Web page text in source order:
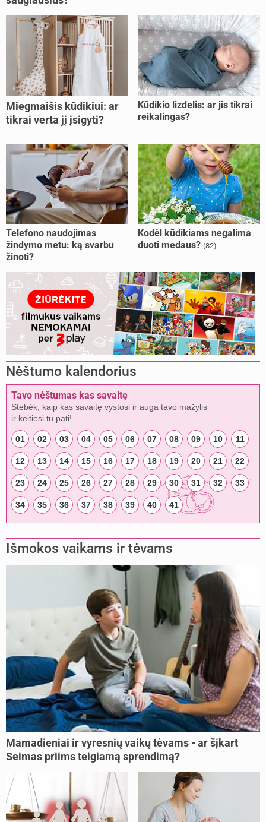
Miegmaišis kūdikiui: ar
tikrai verta jį įsigyti?
Kūdikio lizdelis: ar jis tikrai
reikalingas?
Telefono naudojimas
žindymo metu: ką svarbu
žinoti?
Kodėl kūdikiams negalima
duoti medaus? (82)
Nėštumo kalendorius
Tavo nėštumas kas savaitę
Stebėk, kaip kas savaitę vystosi ir auga tavo mažylis
ir keitiesi tu pati!
01 02 03 04 05 06 07 08 09 10 11
12 13 14 15 16 17 18 19 20 21 22
23 24 25 26 27 28 29 30 31 32 33
34 35 36 37 38 39 40 41
Išmokos vaikams ir tėvams
Mamadieniai ir vyresnių vaikų tėvams - ar šįkart
Seimas priims teigiamą sprendimą?